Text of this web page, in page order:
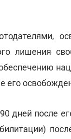
лишения
его
дней после